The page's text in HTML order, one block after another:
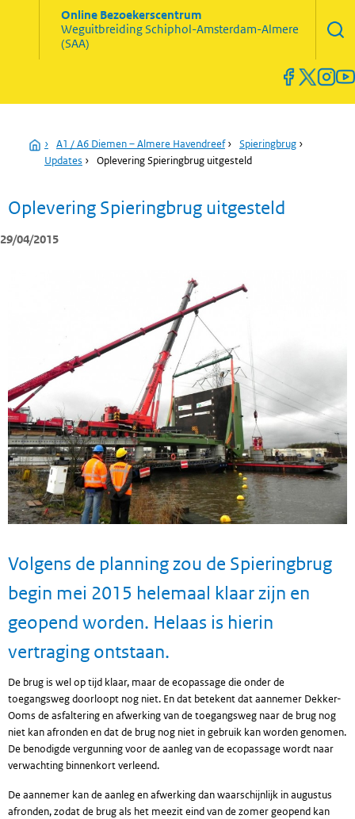
Online Bezoekerscentrum
WeguitbreidingSchiphol-Amsterdam-Almere
(SAA)
Home
› A1 / A6 Diemen – Almere Havendreef› Spieringbrug ›
Updates › Oplevering Spieringbrug uitgesteld
Oplevering Spieringbrug uitgesteld
29/04/2015
Volgens de planning zou de Spieringbrug
begin mei 2015 helemaal klaar zijn en
geopend worden. Helaas is hierin
vertraging ontstaan.
De brug is wel op tijd klaar, maar de ecopassage die onder de
toegangsweg doorloopt nog niet. En dat betekent dat aannemer Dekker-
Ooms de asfaltering en afwerking van de toegangsweg naar de brug nog
niet kan afronden en dat de brug nog niet in gebruik kan worden genomen.
De benodigde vergunning voor de aanleg van de ecopassage wordt naar
verwachting binnenkort verleend.
De aannemer kan de aanleg en afwerking dan waarschijnlijk in augustus
afronden, zodat de brug als het meezit eind van de zomer geopend kan